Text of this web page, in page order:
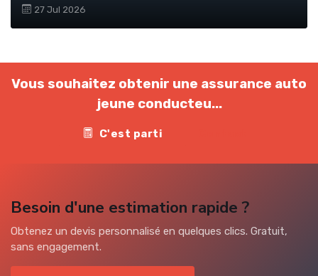
27 Jul 2026
Vous souhaitez obtenir une assurance auto
jeune conducteu...
C'est parti
Besoin d'une estimation rapide ?
Obtenez un devis personnalisé en quelques clics. Gratuit,
sans engagement.